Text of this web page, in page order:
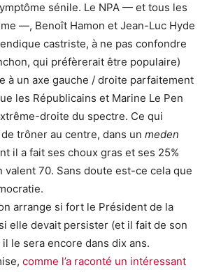
sénile. Le NPA — et tous les
—, Benoît Hamon et Jean-Luc Hyde
castriste, à ne pas confondre
qui préfèrerait être populaire)
à un axe gauche / droite parfaitement
les Républicains et Marine Le Pen
droite du spectre. Ce qui
trôner au centre, dans un meden
il a fait ses choux gras et ses 25%
valent 70. Sans doute est-ce cela que
arrange si fort le Président de la
elle devait persister (et il fait de son
le sera encore dans dix ans.
comme l’a raconté un intéressant